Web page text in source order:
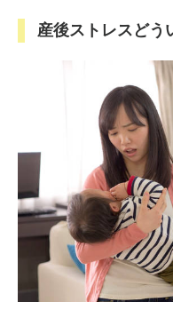
産後ストレスどう